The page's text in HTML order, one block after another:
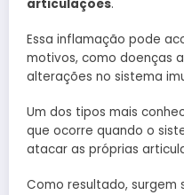
articulações.
Essa inflamação pode
motivos, como doenças
alterações no sistema
Um dos tipos mais
que ocorre quando o
atacar as próprias
Como resultado, surgem